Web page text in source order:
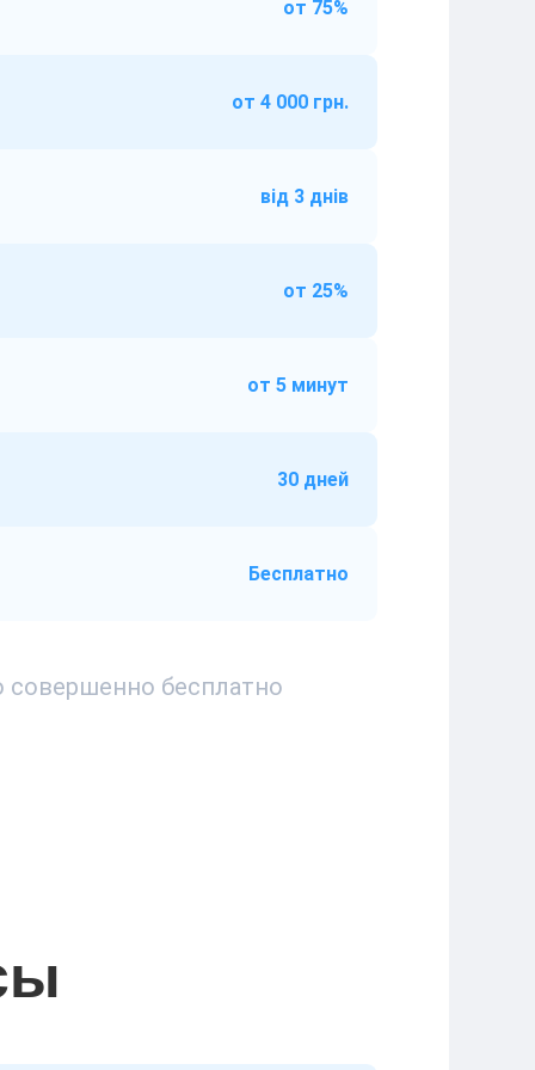
от 75%
от 4 000 грн.
від 3 днів
от 25%
от 5 минут
30 дней
Бесплатно
совершенно бесплатно